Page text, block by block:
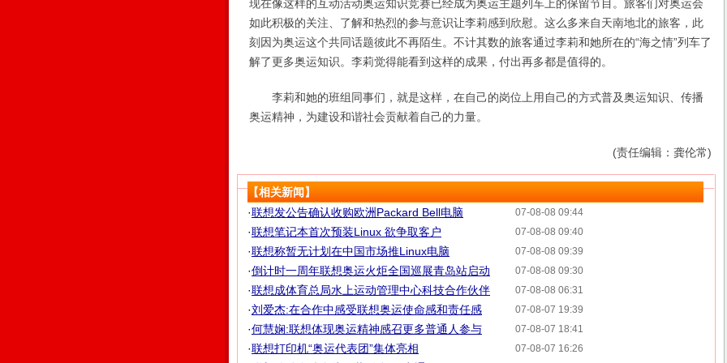
现在像这样的互动活动奥运知识竞赛已经成为奥运主题列车上的保留节目。旅客们对奥运会
如此积极的关注、了解和热烈的参与意识让李莉感到欣慰。这么多来自天南地北的旅客，此
刻因为奥运这个共同话题彼此不再陌生。不计其数的旅客通过李莉和她所在的“海之情”列车了
解了更多奥运知识。李莉觉得能看到这样的成果，付出再多都是值得的。
李莉和她的班组同事们，就是这样，在自己的岗位上用自己的方式普及奥运知识、传播
奥运精神，为建设和谐社会贡献着自己的力量。
(责任编辑：龚伦常)
【相关新闻】
07-08-08 09:44
·联想发公告确认收购欧洲Packard Bell电脑
07-08-08 09:40
·联想笔记本首次预装Linux 欲争取客户
07-08-08 09:39
·联想称暂无计划在中国市场推Linux电脑
07-08-08 09:30
·倒计时一周年联想奥运火炬全国巡展青岛站启动
07-08-08 06:31
·联想成体育总局水上运动管理中心科技合作伙伴
07-08-07 19:39
·刘爱杰:在合作中感受联想奥运使命感和责任感
07-08-07 18:41
·何慧娴:联想体现奥运精神感召更多普通人参与
07-08-07 16:26
·联想打印机“奥运代表团”集体亮相